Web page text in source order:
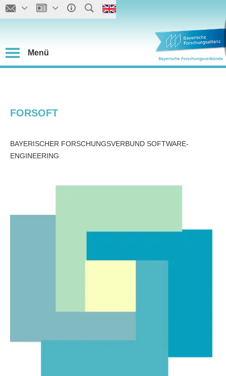
Menü
FORSOFT
BAYERISCHER FORSCHUNGSVERBUND SOFTWARE-
ENGINEERING